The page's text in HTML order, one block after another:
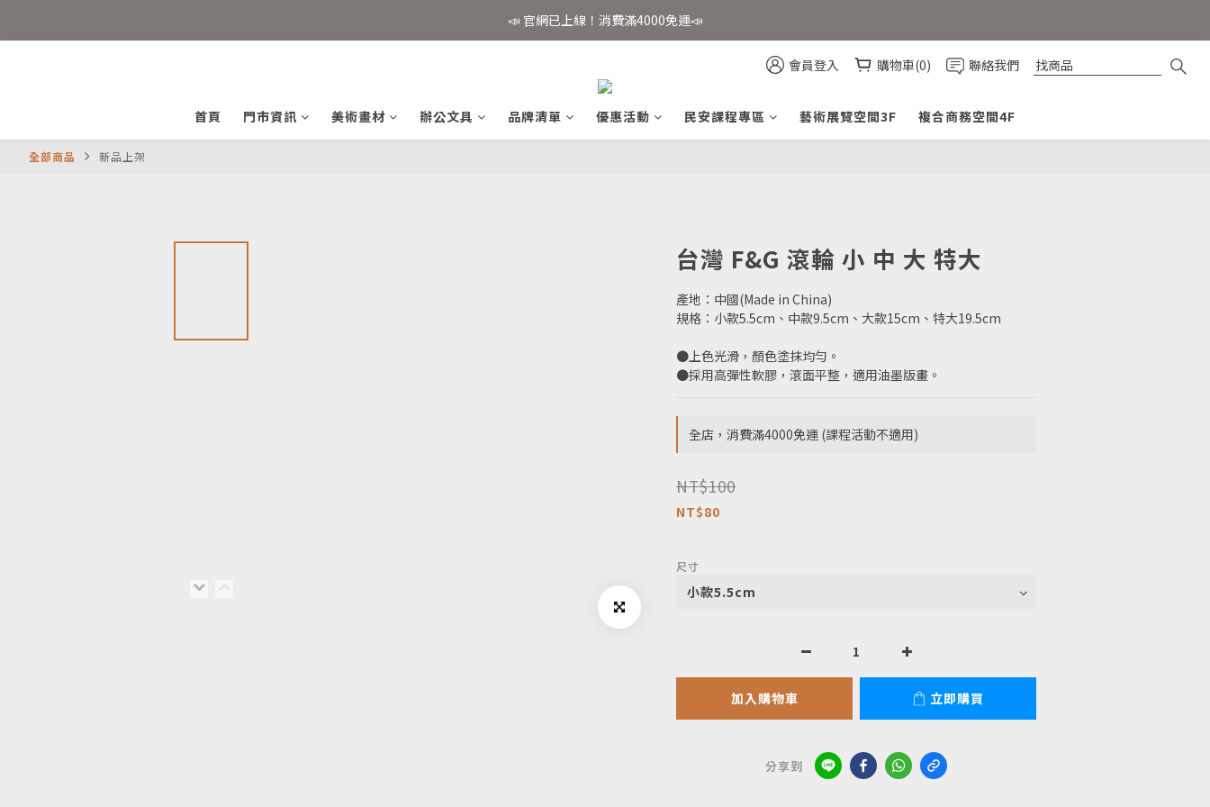
📣 官網已上線！消費滿4000免運📣
📣 官網已上線！消費滿4000免運📣
會員登入 購物車(0) 聯絡我們
首頁 門市資訊 美術畫材 辦公文具 品牌清單 優惠活動 民安課程專區 藝術展覽空間3F 複合商務空間4F
全部商品 新品上架
台灣 F&G 滾輪 小 中 大 特大
產地：中國(Made in China)
規格：小款5.5cm、中款9.5cm、大款15cm、特大19.5cm
●上色光滑，顏色塗抹均勻。
●採用高彈性軟膠，滾面平整，適用油墨版畫。
全店，消費滿4000免運 (課程活動不適用)
NT$100
NT$80
尺寸
加入購物車 立即購買
分享到